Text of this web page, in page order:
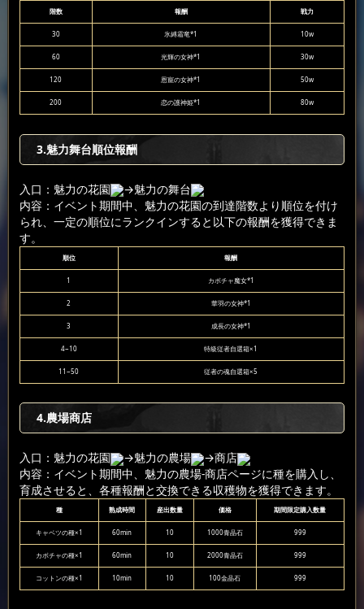
階数 報酬 戦力
30 氷縛霜竜*1 10w
60 光輝の女神*1 30w
120 恩寵の女神*1 50w
200 恋の護神姫*1 80w
3.魅力舞台順位報酬
入口：魅力の花園
→魅力の舞台
内容：イベント期間中、魅力の花園の到達階数より順位を付け
られ、一定の順位にランクインすると以下の報酬を獲得できま
す。
順位 報酬
1 カボチャ魔女*1
2 華羽の女神*1
3 成長の女神*1
4~10 特級従者自選箱×1
11~50 従者の魂自選箱×5
4.農場商店
入口：魅力の花園 →魅力の農場
→商店
内容：イベント期間中、魅力の農場-商店ページに種を購入し、
育成させると、各種報酬と交換できる収穫物を獲得できます。
種 熟成時間 産出数量 価格 期間限定購入数量
キャベツの種×1 60min 10 1000青晶石 999
カボチャの種×1 60min 10 2000青晶石 999
コットンの種×1 10min 10 100金晶石 999